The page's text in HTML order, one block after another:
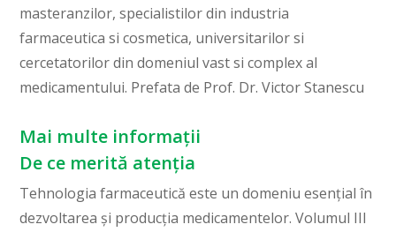
masteranzilor, specialistilor din industria
farmaceutica si cosmetica, universitarilor si
cercetatorilor din domeniul vast si complex al
medicamentului. Prefata de Prof. Dr. Victor Stanescu
Mai multe informații
De ce merită atenția
Tehnologia farmaceutică este un domeniu esențial în
dezvoltarea și producția medicamentelor. Volumul III